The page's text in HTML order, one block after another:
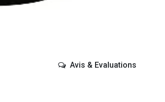
Avis & Evaluations